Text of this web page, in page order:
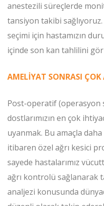
anestezili süreçlerde
tansiyon takibi
seçimi için hastamızın
içinde son kan tahlilini
AMELİYAT SONRASI
Post-operatif (operasyon
dostlarımızın en çok
uyanmak. Bu amaçla
itibaren özel ağrı kesici
sayede hastalarımız
ağrı kontrolü sağlanarak
analjezi konusunda